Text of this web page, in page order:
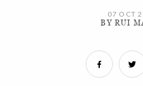
07 OCT
BY RUI